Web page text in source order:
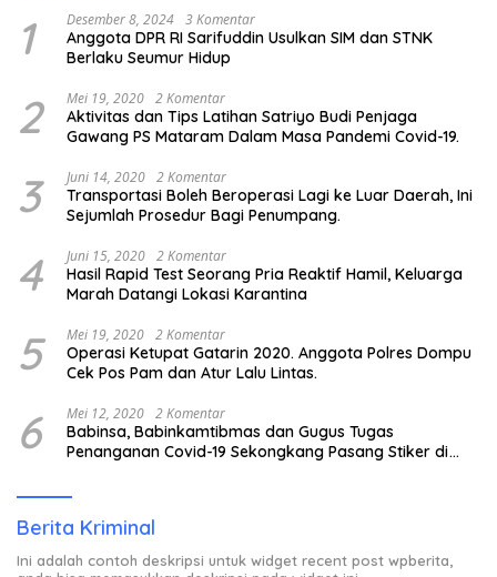
1 Desember 8, 2024 3 Komentar
Anggota DPR RI Sarifuddin Usulkan SIM dan STNK
Berlaku Seumur Hidup
2 Mei 19, 2020 2 Komentar
Aktivitas dan Tips Latihan Satriyo Budi Penjaga
Gawang PS Mataram Dalam Masa Pandemi Covid-19.
3 Juni 14, 2020 2 Komentar
Transportasi Boleh Beroperasi Lagi ke Luar Daerah, Ini
Sejumlah Prosedur Bagi Penumpang.
4 Juni 15, 2020 2 Komentar
Hasil Rapid Test Seorang Pria Reaktif Hamil, Keluarga
Marah Datangi Lokasi Karantina
5 Mei 19, 2020 2 Komentar
Operasi Ketupat Gatarin 2020. Anggota Polres Dompu
Cek Pos Pam dan Atur Lalu Lintas.
6 Mei 12, 2020 2 Komentar
Babinsa, Babinkamtibmas dan Gugus Tugas
Penanganan Covid-19 Sekongkang Pasang Stiker di
Berita Kriminal
Ini adalah contoh deskripsi untuk widget recent post wpberita,